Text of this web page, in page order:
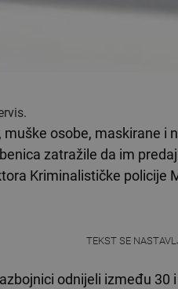
muške osobe, maskirane
zatražile da im
Kriminalističke policije
TEKST SE
odnijeli između